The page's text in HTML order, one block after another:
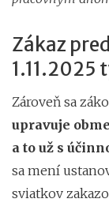
Zákaz
1.11.2025
Zároveň sa
upravuje
a to už s
sa mení
sviatkov